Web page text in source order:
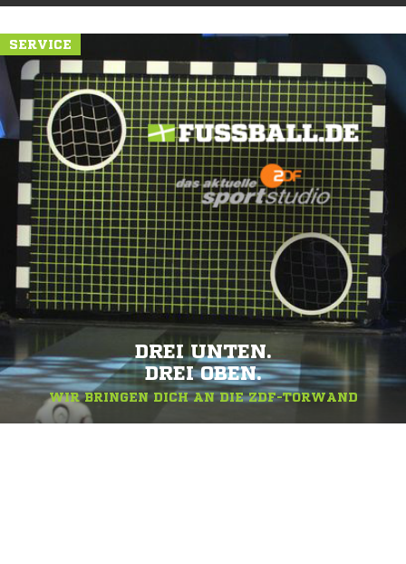
SERVICE
DREI UNTEN.
DREI OBEN.
WIR BRINGEN DICH AN DIE ZDF-TORWAND